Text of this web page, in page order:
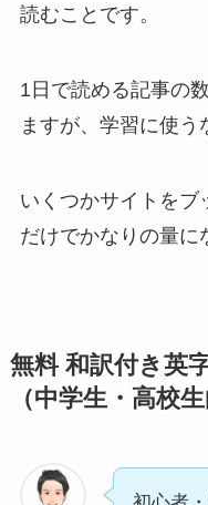
読むことです。
1日で読める記事の
ますが、学習に使う
いくつかサイトをブ
だけでかなりの量に
無料 和訳付き英
（中学生・高校生